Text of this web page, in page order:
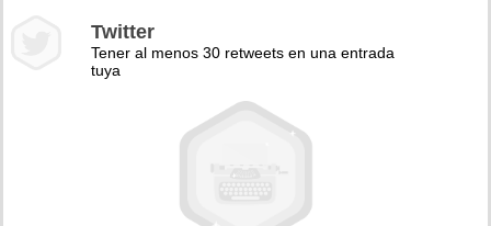
Twitter
Tener al menos 30 retweets en una entrada
tuya